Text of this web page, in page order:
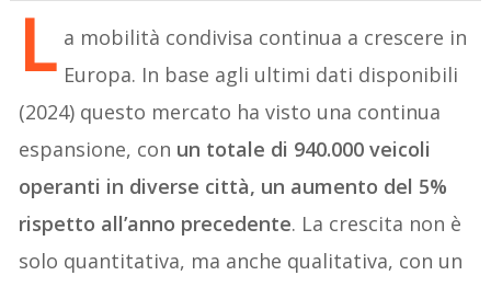
L a mobilità condivisa continua a crescere in
Europa. In base agli ultimi dati disponibili
(2024) questo mercato ha visto una continua
espansione, con un totale di 940.000 veicoli
operanti in diverse città, un aumento del 5%
rispetto all’anno precedente. La crescita non è
solo quantitativa, ma anche qualitativa, con un